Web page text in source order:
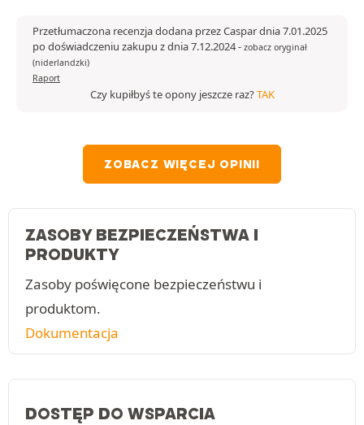
Przetłumaczona recenzja dodana przez Caspar dnia 7.01.2025
po doświadczeniu zakupu z dnia 7.12.2024- zobacz oryginał
(niderlandzki)
Raport
Czy kupiłbyś te opony jeszcze raz?TAK
ZOBACZ WIĘCEJ OPINII
ZASOBY BEZPIECZEŃSTWA I
PRODUKTY
Zasoby poświęcone bezpieczeństwu i
produktom.
Dokumentacja
DOSTĘP DO WSPARCIA